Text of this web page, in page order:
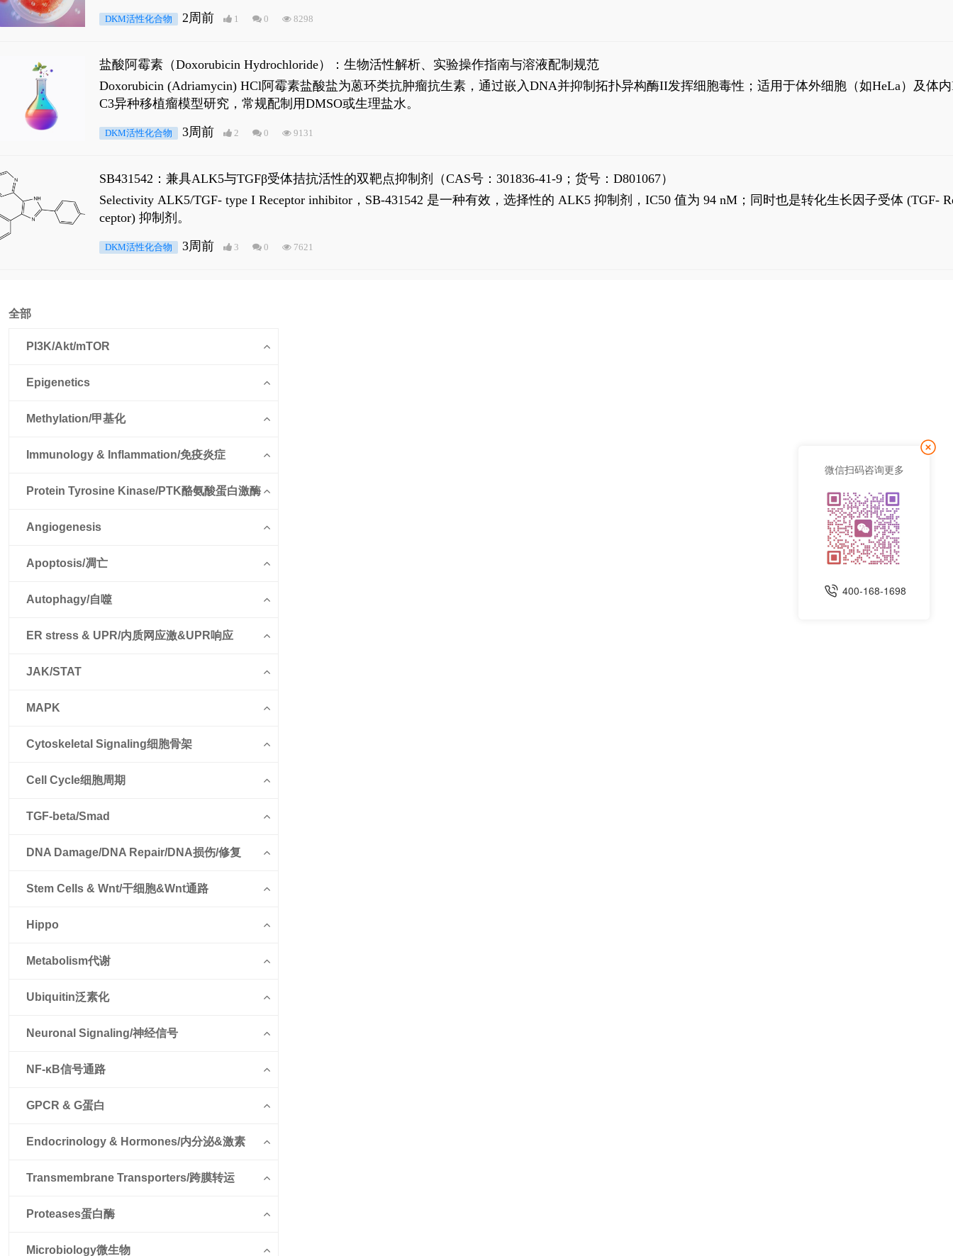
是全长 Androgen Receptor (AR-FL)和组成型活性截断AR剪接变体(AR-Vs, AR1-651)的抑制剂，对应的IC50值分别为69 nM和309 nM。
DKM活性化合物 2周前 1 0 8298
盐酸阿霉素（Doxorubicin Hydrochloride）：生物活性解析、实验操作指南与溶液配制规范
Doxorubicin (Adriamycin) HCl阿霉素盐酸盐为蒽环类抗肿瘤抗生素，通过嵌入DNA并抑制拓扑异构酶II发挥细胞毒性；适用于体外细胞（如HeLa）及体内
C3异种移植瘤模型研究，常规配制用DMSO或生理盐水。
DKM活性化合物 3周前 2 0 9131
SB431542：兼具ALK5与TGFβ受体拮抗活性的双靶点抑制剂（CAS号：301836-41-9；货号：D801067）
Selectivity ALK5/TGF- type I Receptor inhibitor，SB-431542 是一种有效，选择性的 ALK5 抑制剂，IC50 值为 94 nM；同时也是转化生长因子受体 (TGF-
ceptor) 抑制剂。
DKM活性化合物 3周前 3 0 7621
全部
PI3K/Akt/mTOR
Epigenetics
Methylation/甲基化
Immunology & Inflammation/免疫炎症
Protein Tyrosine Kinase/PTK酪氨酸蛋白激酶
Angiogenesis
Apoptosis/凋亡
Autophagy/自噬
ER stress & UPR/内质网应激&UPR响应
JAK/STAT
MAPK
Cytoskeletal Signaling细胞骨架
Cell Cycle细胞周期
TGF-beta/Smad
DNA Damage/DNA Repair/DNA损伤/修复
Stem Cells & Wnt/干细胞&Wnt通路
Hippo
Metabolism代谢
Ubiquitin泛素化
Neuronal Signaling/神经信号
NF-κB信号通路
GPCR & G蛋白
Endocrinology & Hormones/内分泌&激素
Transmembrane Transporters/跨膜转运
Proteases蛋白酶
Microbiology微生物
微信扫码咨询更多
400-168-1698